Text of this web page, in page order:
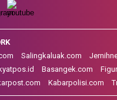
Salingkaluak.com
Basangek.com
Kabarpolisi.com